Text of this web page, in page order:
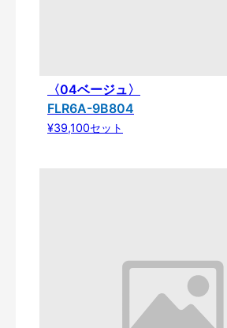
〈04ベージュ〉
FLR6A-9B804
¥39,100セット